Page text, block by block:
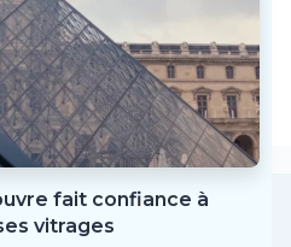
fait confiance à
vitrages